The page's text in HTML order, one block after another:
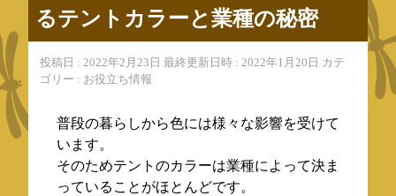
るテントカラーと業種の秘密
投稿日 : 2022年2月23日 最終更新日時 : 2022年1月20日 カテ
ゴリー : お役立ち情報
普段の暮らしから色には様々な影響を受けて
います。
そのためテントのカラーは業種によって決ま
っていることがほとんどです。